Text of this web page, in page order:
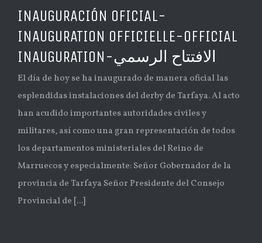
INAUGURACIÓN OFICIAL-
INAUGURATION OFFICIELLE-OFFICIAL
INAUGURATION-الافتتاح الرسمي
El día de hoy se ha inaugurado de manera oficial las
esplendidas instalaciones del derby de Tarfaya. Al acto
han acudido importantes autoridades civiles y
militares, así como una gran representación de todos
los departamentos ministeriales del Reino de
Marruecos y especialmente: Señor Gobernador de la
provincia de Tarfaya Señor Presidente del Consejo
Provincial de [...]